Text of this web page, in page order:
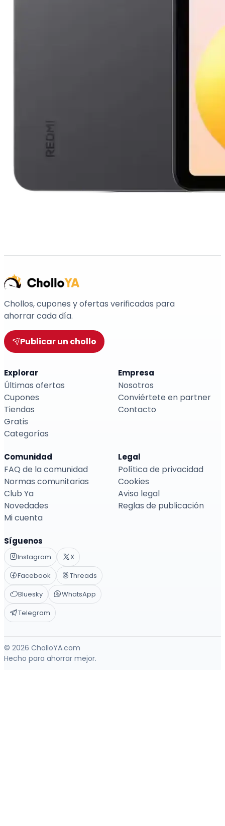
Chollos, cupones y ofertas verificadas para
ahorrar cada día.
Publicar un chollo
Explorar
Últimas ofertas
Cupones
Tiendas
Gratis
Categorías
Empresa
Nosotros
Conviértete en partner
Contacto
Comunidad
FAQ de la comunidad
Normas comunitarias
Club Ya
Novedades
Mi cuenta
Legal
Política de privacidad
Cookies
Aviso legal
Reglas de publicación
Síguenos
Instagram
X
Facebook
Threads
Bluesky
WhatsApp
Telegram
© 2026 CholloYA.com
Hecho para ahorrar mejor.